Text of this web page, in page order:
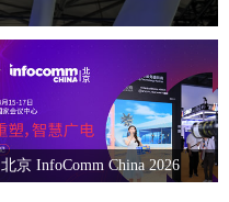
北京 InfoComm China 2026